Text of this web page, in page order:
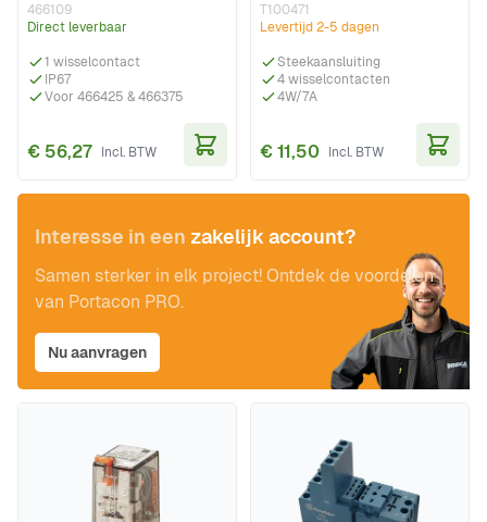
466109
Direct leverbaar
1 wisselcontact
IP67
Voor 466425 & 466375
€ 56,27
T100471
Levertijd 2-5 dagen
Steekaansluiting
4 wisselcontacten
4W/7A
€ 11,50
Interesse in een zakelijk account?
Samen sterker in elk project! Ontdek de voordelen
van Portacon PRO.
Nu aanvragen